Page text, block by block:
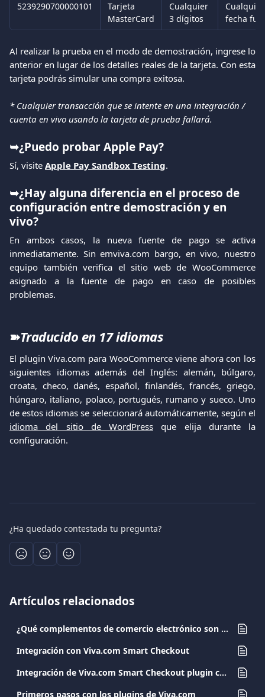
5239290700000101
Tarjeta
MasterCard
Cualquier
3 dígitos
fecha
Al realizar la prueba en el modo de demostración, ingrese lo
anterior en lugar de los detalles reales de la tarjeta. Con esta
tarjeta podrás simular una compra exitosa.
* Cualquier transacción que se intente en una integración /
cuenta en vivo usando la tarjeta de prueba fallará.
➥¿Puedo probar Apple Pay?
Sí, visite Apple Pay Sandbox Testing.
➥¿Hay alguna diferencia en el proceso de
configuración entre demostración y en
vivo?
En ambos casos, la nueva fuente de pago se activa
inmediatamente. Sin emviva.com bargo, en vivo, nuestro
equipo también verifica el sitio web de WooCommerce
asignado a la fuente de pago en caso de posibles
problemas.
➽Traducido en 17 idiomas
El plugin Viva.com para WooCommerce viene ahora con los
siguientes idiomas además del Inglés: alemán, búlgaro,
croata, checo, danés, español, finlandés, francés, griego,
húngaro, italiano, polaco, portugués, rumano y sueco. Uno
de estos idiomas se seleccionará automáticamente, según el
idioma del sitio de WordPress que elija durante la
configuración.
¿Ha quedado contestada tu pregunta?
Artículos relacionados
¿Qué complementos de comercio electrónico son compatibles?
Integración con Viva.com Smart Checkout
Integración de Viva.com Smart Checkout plugin con PrestaShop
Primeros pasos con los plugins de Viva.com